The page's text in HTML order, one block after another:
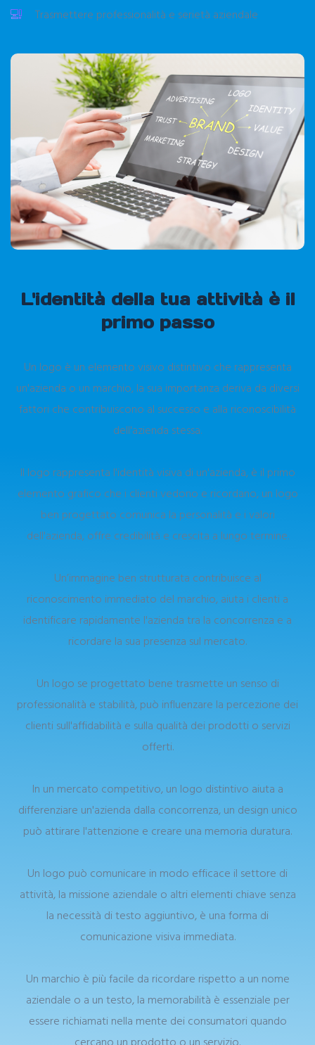
Trasmettere professionalità e serietà aziendale
L'identità della tua attività è il
primo passo
Un logo è un elemento visivo distintivo che rappresenta
un'azienda o un marchio, la sua importanza deriva da diversi
fattori che contribuiscono al successo e alla riconoscibilità
dell'azienda stessa.
Il logo rappresenta l'identità visiva di un'azienda, è il primo
elemento grafico che i clienti vedono e ricordano, un logo
ben progettato comunica la personalità e i valori
dell'azienda, offre credibilità e crescita a lungo termine.
Un’immagine ben strutturata contribuisce al
riconoscimento immediato del marchio, aiuta i clienti a
identificare rapidamente l'azienda tra la concorrenza e a
ricordare la sua presenza sul mercato.
Un logo se progettato bene trasmette un senso di
professionalità e stabilità, può influenzare la percezione dei
clienti sull'affidabilità e sulla qualità dei prodotti o servizi
offerti.
In un mercato competitivo, un logo distintivo aiuta a
differenziare un'azienda dalla concorrenza, un design unico
può attirare l'attenzione e creare una memoria duratura.
Un logo può comunicare in modo efficace il settore di
attività, la missione aziendale o altri elementi chiave senza
la necessità di testo aggiuntivo, è una forma di
comunicazione visiva immediata.
Un marchio è più facile da ricordare rispetto a un nome
aziendale o a un testo, la memorabilità è essenziale per
essere richiamati nella mente dei consumatori quando
cercano un prodotto o un servizio.